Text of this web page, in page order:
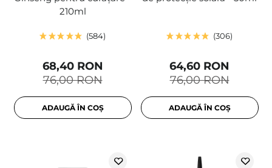
210ml
584
76,00 RON
68,40 RON
ADAUGĂ ÎN COȘ
306
76,00 RON
64,60 RON
ADAUGĂ ÎN COȘ